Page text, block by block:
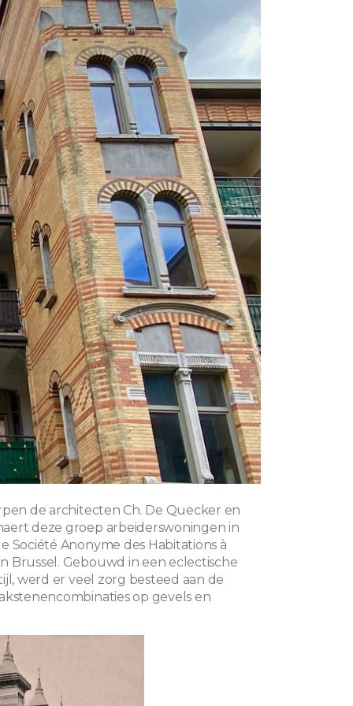
de architecten Ch. De Quecker en
deze groep arbeiderswoningen in
Société Anonyme des Habitations à
Brussel. Gebouwd in een eclectische
werd er veel zorg besteed aan de
op gevels en